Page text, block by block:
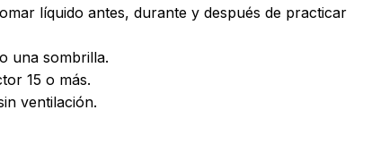
líquido antes, durante y después de practicar
una sombrilla.
15 o más.
ventilación.